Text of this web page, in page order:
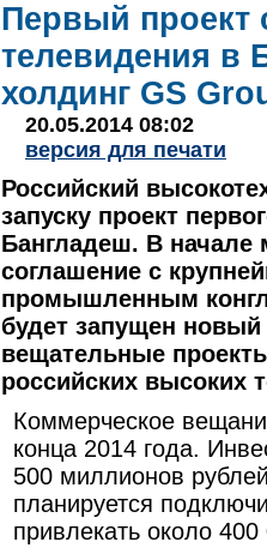
Первый проект
телевидения в
холдинг GS
20.05.2014 08:02
версия для печати
Российский
запуску проект
Бангладеш. В начале
соглашение с
промышленным
будет запущен
вещательные
российских высоких
Коммерческое
конца 2014 года.
500 миллионов
планируется
привлекать около